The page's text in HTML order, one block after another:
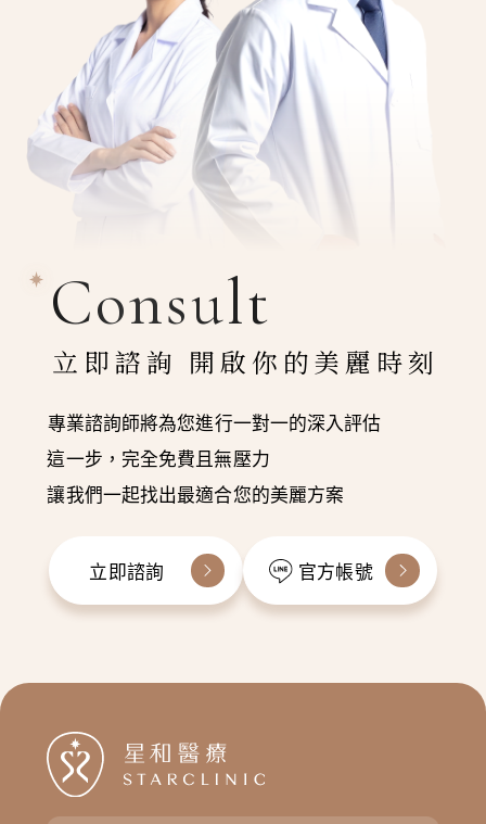
Consult
立即諮詢 開啟你的美麗時刻
專業諮詢師將為您進行一對一的深入評估
這一步，完全免費且無壓力
讓我們一起找出最適合您的美麗方案
立即諮詢 官方帳號